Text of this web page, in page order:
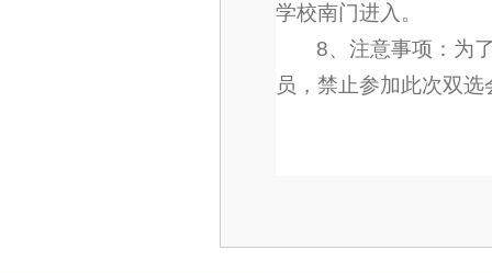
学校南门进入。
8、注意事项：为
员，禁止参加此次双选